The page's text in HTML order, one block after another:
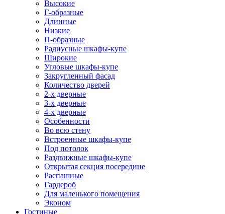
Высокие
Г-образные
Длинные
Низкие
П-образные
Радиусные шкафы-купе
Широкие
Угловые шкафы-купе
Закругленный фасад
Количество дверей
2-х дверные
3-х дверные
4-х дверные
Особенности
Во всю стену
Встроенные шкафы-купе
Под потолок
Раздвижные шкафы-купе
Открытая секция посередине
Распашные
Гардероб
Для маленького помещения
Эконом
Гостиные